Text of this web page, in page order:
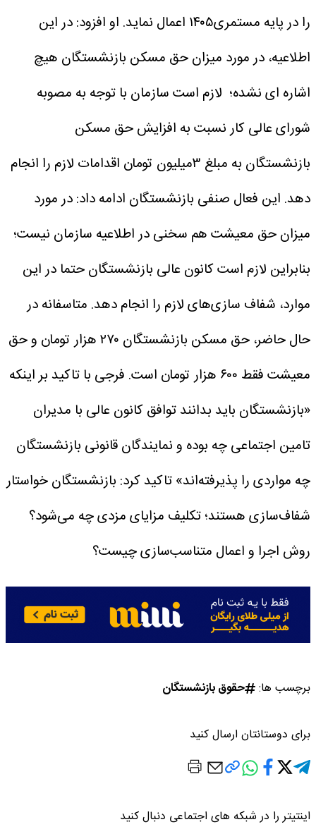
را در پایه مستمری۱۴۰۵ اعمال نماید.
او افزود: در این
اطلاعیه، در مورد میزان حق مسکن بازنشستگان هیچ
اشاره ای نشده؛ لازم است سازمان با توجه به مصوبه
شورای عالی کار نسبت به افزایش حق مسکن
بازنشستگان به مبلغ ۳میلیون تومان اقدامات لازم را انجام
دهد. این فعال صنفی بازنشستگان ادامه داد: در مورد
میزان حق معیشت هم سخنی در اطلاعیه سازمان نیست؛
بنابراین لازم است کانون عالی بازنشستگان حتما در این
موارد، شفاف سازی‌های لازم را انجام دهد. متاسفانه در
حال حاضر، حق مسکن بازنشستگان ۲۷۰ هزار تومان و حق
معیشت فقط ۶۰۰ هزار تومان است.
فرجی با تاکید بر اینکه
«بازنشستگان باید بدانند توافق کانون عالی با مدیران
تامین اجتماعی چه بوده و نمایندگان قانونی بازنشستگان
چه مواردی را پذیرفته‌اند» تاکید کرد: بازنشستگان خواستار
شفاف‌سازی هستند؛ تکلیف مزایای مزدی چه می‌شود؟
روش اجرا و اعمال متناسب‌سازی چیست؟
برچسب ها: حقوق بازنشستگان
برای دوستانتان ارسال کنید
اینتیتر را در شبکه های اجتماعی دنبال کنید